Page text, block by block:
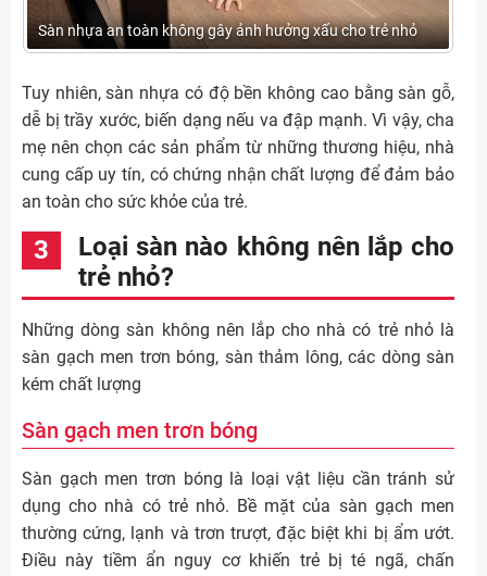
Sàn nhựa an toàn không gây ảnh hưởng xấu cho trẻ nhỏ
Tuy nhiên, sàn nhựa có độ bền không cao bằng sàn gỗ,
dễ bị trầy xước, biến dạng nếu va đập mạnh. Vì vậy, cha
mẹ nên chọn các sản phẩm từ những thương hiệu, nhà
cung cấp uy tín, có chứng nhận chất lượng để đảm bảo
an toàn cho sức khỏe của trẻ.
Loại sàn nào không nên lắp cho
trẻ nhỏ?
Những dòng sàn không nên lắp cho nhà có trẻ nhỏ là
sàn gạch men trơn bóng, sàn thảm lông, các dòng sàn
kém chất lượng
Sàn gạch men trơn bóng
Sàn gạch men trơn bóng là loại vật liệu cần tránh sử
dụng cho nhà có trẻ nhỏ. Bề mặt của sàn gạch men
thường cứng, lạnh và trơn trượt, đặc biệt khi bị ẩm ướt.
Điều này tiềm ẩn nguy cơ khiến trẻ bị té ngã, chấn